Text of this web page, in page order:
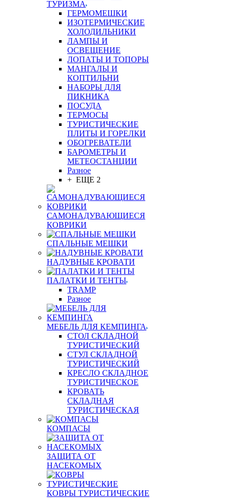
ТУРИЗМА
ГЕРМОМЕШКИ
ИЗОТЕРМИЧЕСКИЕ
ХОЛОДИЛЬНИКИ
ЛАМПЫ И
ОСВЕЩЕНИЕ
ЛОПАТЫ И ТОПОРЫ
МАНГАЛЫ И
КОПТИЛЬНИ
НАБОРЫ ДЛЯ
ПИКНИКА
ПОСУДА
ТЕРМОСЫ
ТУРИСТИЧЕСКИЕ
ПЛИТЫ И ГОРЕЛКИ
ОБОГРЕВАТЕЛИ
БАРОМЕТРЫ И
МЕТЕОСТАНЦИИ
Разное
+ ЕЩЕ 2
САМОНАДУВАЮЩИЕСЯ
КОВРИКИ
СПАЛЬНЫЕ МЕШКИ
НАДУВНЫЕ КРОВАТИ
ПАЛАТКИ И ТЕНТЫ
TRAMP
Разное
МЕБЕЛЬ ДЛЯ КЕМПИНГА
СТОЛ СКЛАДНОЙ
ТУРИСТИЧЕСКИЙ
СТУЛ СКЛАДНОЙ
ТУРИСТИЧЕСКИЙ
КРЕСЛО СКЛАДНОЕ
ТУРИСТИЧЕСКОЕ
КРОВАТЬ
СКЛАДНАЯ
ТУРИСТИЧЕСКАЯ
КОМПАСЫ
ЗАЩИТА ОТ
НАСЕКОМЫХ
КОВРЫ ТУРИСТИЧЕСКИЕ